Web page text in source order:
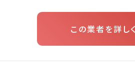
この業者を詳し